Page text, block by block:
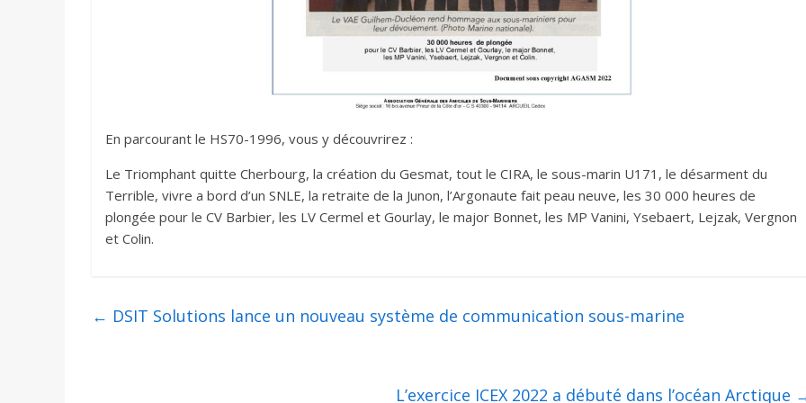
En parcourant le HS70-1996, vous y découvrirez :
Le Triomphant quitte Cherbourg, la création du Gesmat, tout le CIRA, le sous-marin U171, le désarment du
Terrible, vivre a bord d’un SNLE, la retraite de la Junon, l’Argonaute fait peau neuve, les 30 000 heures de
plongée pour le CV Barbier, les LV Cermel et Gourlay, le major Bonnet, les MP Vanini, Ysebaert, Lejzak, Vergnon
et Colin.
← DSIT Solutions lance un nouveau système de communication sous-marine
L’exercice ICEX 2022 a débuté dans l’océan Arctique